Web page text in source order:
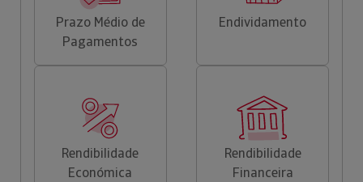
Prazo Médio de
Pagamentos
Endividamento
Rendibilidade
Económica
Rendibilidade
Financeira